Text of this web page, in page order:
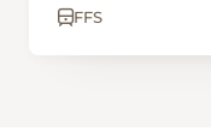
FFS